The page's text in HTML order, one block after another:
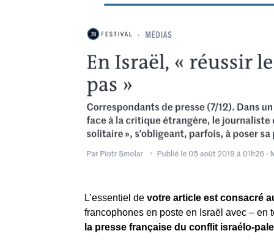
L’essentiel de votre article est consacré
francophones en poste en Israël avec –
la presse française du conflit israélo-